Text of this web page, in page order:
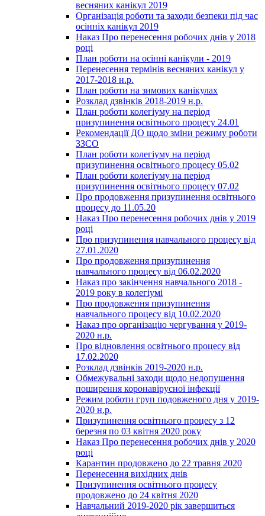
весняних канікул 2019
Організація роботи та заходи безпеки під час
осінніх канікул 2019
Наказ Про перенесення робочих днів у 2018
році
План роботи на осінні канікули - 2019
Перенесення термінів весняних канікул у
2017-2018 н.р.
План роботи на зимових канікулах
Розклад дзвінків 2018-2019 н.р.
План роботи колегіуму на період
призупинення освітнього процесу 24.01
Рекомендації ДО щодо зміни режиму роботи
ЗЗСО
План роботи колегіуму на період
призупинення освітнього процесу 05.02
План роботи колегіуму на період
призупинення освітнього процесу 07.02
Про продовження призупинення освітнього
процесу до 11.05.20
Наказ Про перенесення робочих днів у 2019
році
Про призупинення навчального процесу від
27.01.2020
Про продовження призупинення
навчального процесу від 06.02.2020
Наказ про закінчення навчального 2018 -
2019 року в колегіумі
Про продовження призупинення
навчального процесу від 10.02.2020
Наказ про організацію чергування у 2019-
2020 н.р.
Про відновлення освітнього процесу від
17.02.2020
Розклад дзвінків 2019-2020 н.р.
Обмежувальні заходи щодо недопушення
поширення коронавірусної інфекції
Режим роботи груп подовженого дня у 2019-
2020 н.р.
Призупинення освітнього процесу з 12
березня по 03 квітня 2020 року
Наказ Про перенесення робочих днів у 2020
році
Карантин продовжено до 22 травня 2020
Перенесення вихідних днів
Призупинення освітнього процесу
продовжено до 24 квітня 2020
Навчальний 2019-2020 рік завершиться